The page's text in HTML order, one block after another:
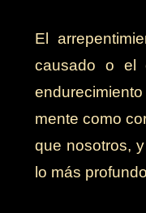
El
causado o el
mente como
que nosotros,
lo más